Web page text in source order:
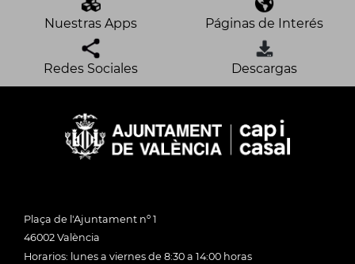
Nuestras Apps Páginas de Interés
Redes Sociales Descargas
Plaça de l'Ajuntament nº 1
46002 València
Horarios: lunes a viernes de 8:30 a 14:00 horas